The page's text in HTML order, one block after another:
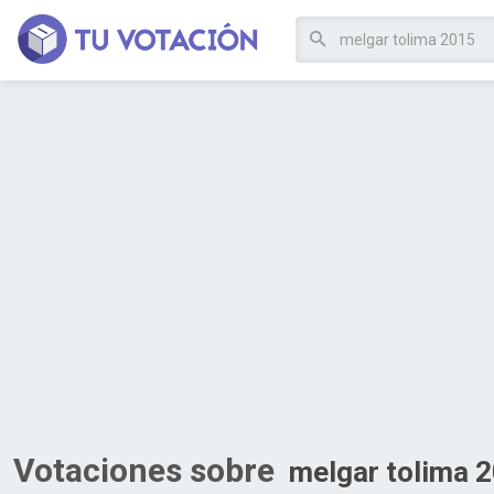
Votaciones sobre